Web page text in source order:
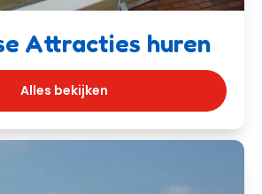
Attracties huren
Alles bekijken